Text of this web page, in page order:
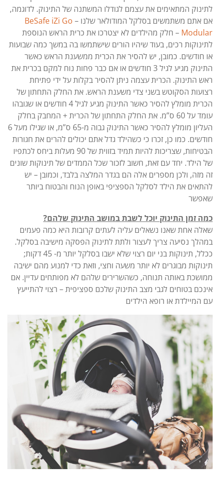
לתינוק המתאימים את עצמם לגודלו המשתנה של התינוק. לדוגמה,
אם אתם משתמשים בסלקל המודולאר שלנו – BeSafe iZi Go
Modular – חלק מהילדים לא יצטרכו את כרית הראש הנוספת
לתינוקות רכים, בעוד שיהיו הורים שישתמשו בה במשך כמה שבועות
או חודשים. כמובן, יש להסיר את הכרית ממשענת הראש כאשר
התינוק מגיע לגיל 3 חודשים או אם כבר פחות נוח למקם בכרית את
ראש התינוק. הכרית עצמה ניתן להסיר בקלות על ידי פתיחת
רצועות הסקוטש בשני צדי משענת הראש. את החלק התחתון של
הכרית מומלץ להסיר כאשר התינוק מגיע לגיל 4 חודשים או שגובהו
עומד על 60 ס”מ. את החלק התחתון של הכרית + המחבק בחלק
העליון מומלץ להסיר כאשר התינוק גבוה מ-65 ס”מ, או שגילו מעל 6
חודשים. כמו כן, זכרו כי כשהילד גדל אתם יכולים להרים את חגורות
הבטיחות, שצריכות להיות תמיד בזווית של 90 מעלות ביחס לכתפיו
של הילד. יחד עם זאת, חשוב לזכור שכל הממדים של תינוקות שונים
זה מזה, ולכן מספרים אלה הם בגדר המלצה בלבד, וכמובן – יש
להתאים את הילד לסלקל הספציפי באופן הנוח והבטוח ביותר
שאפשר
כמה זמן התינוק יוכל לשבת במושב התינוק שלהם?
שאלה אחת שאנו נשאלים עליה לעתים קרובות היא כמה פעמים
במהלך נסיעה צריך לעצור ולתת לתינוק הפסקה מישיבה בסלקל.
ככלל, תינוקות בני יום רצוי שלא ישבו בסלקל יותר מ- 45 דקות;
תינוקות מבוגרים לא יותר משעה וחצי, וזאת כדי למנוע מהם ישיבה
ממושכת באותה תנוחה, כשהשרירים שלהם לא מפותחים עדיין. אם
אינכם בטוחים לגבי מצב התינוק שלכם ספציפית – רצוי להתייעץ
עם המיילדת או רופא הילדים